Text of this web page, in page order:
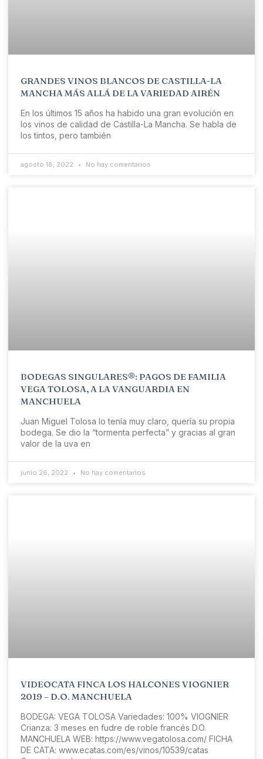
GRANDES VINOS BLANCOS DE CASTILLA-LA
MANCHA MÁS ALLÁ DE LA VARIEDAD AIRÉN
En los últimos 15 años ha habido una gran evolución en
los vinos de calidad de Castilla-La Mancha. Se habla de
los tintos, pero también
agosto 18, 2022 No hay comentarios
BODEGAS SINGULARES®: PAGOS DE FAMILIA
VEGA TOLOSA, A LA VANGUARDIA EN
MANCHUELA
Juan Miguel Tolosa lo tenía muy claro, quería su propia
bodega. Se dio la “tormenta perfecta” y gracias al gran
valor de la uva en
junio 26, 2022 No hay comentarios
VIDEOCATA FINCA LOS HALCONES VIOGNIER
2019 – D.O. MANCHUELA
BODEGA: VEGA TOLOSA Variedades: 100% VIOGNIER
Crianza: 3 meses en fudre de roble francés D.O.
MANCHUELA WEB: https://www.vegatolosa.com/​ FICHA
DE CATA: www.ecatas.com/es/vinos/10539/catas